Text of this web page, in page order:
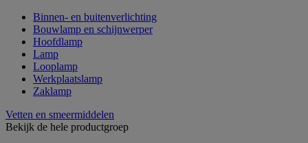
Binnen- en buitenverlichting
Bouwlamp en schijnwerper
Hoofdlamp
Lamp
Looplamp
Werkplaatslamp
Zaklamp
Vetten en smeermiddelen
Bekijk de hele productgroep